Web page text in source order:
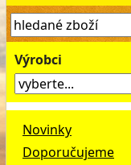
Výrobci
Novinky
Doporučujeme